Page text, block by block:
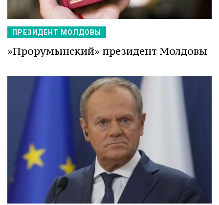
ПРЕЗИДЕНТ МОЛДОВЫ
»Прорумынский» президент Молдовы